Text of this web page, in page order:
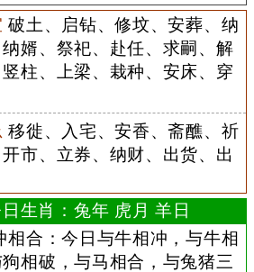
破土、启钻、修坟、安葬、纳
婿、祭祀、赴任、求嗣、解
柱、上梁、栽种、安床、穿
移徙、入宅、安香、斋醮、祈
市、立券、纳财、出货、出
生肖：兔年 虎月 羊日
相合：今日与牛相冲，与牛相
相破，与马相合，与兔猪三